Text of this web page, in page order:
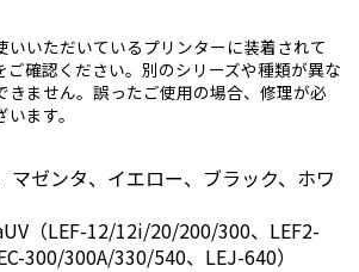
いいただいているプリンターに装着されて
ご確認ください。別のシリーズや種類が異な
きません。誤ったご使用の場合、修理が必
ます。
ゼンタ、イエロー、ブラック、ホワ
（LEF-12/12i/20/200/300、LEF2-
300/300A/330/540、LEJ-640）